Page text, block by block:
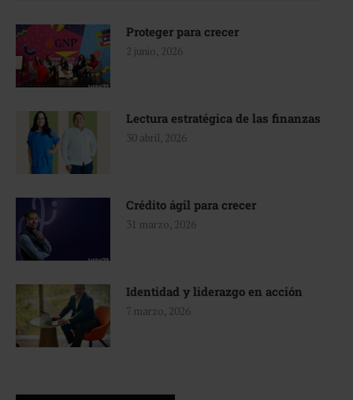
Proteger para crecer
2 junio, 2026
Lectura estratégica de las finanzas
30 abril, 2026
Crédito ágil para crecer
31 marzo, 2026
Identidad y liderazgo en acción
7 marzo, 2026